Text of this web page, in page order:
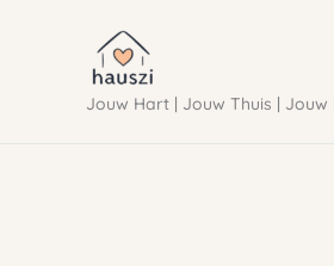
Jouw Hart | Jouw Thuis | Jouw